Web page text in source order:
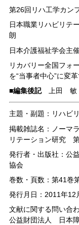
第26回リハ工学カ
日本職業リハビリ
朗
日本介護福祉学会
リカバリー全国フォ
を“当事者中心”に
■編集後記上田 敏
主題・副題：リハビ
掲載雑誌名：ノーマ
リテーション研究 第
発行者・出版社：公
協会
巻数・頁数：第41
発行月日：2011年12
文献に関する問い合わ
公益財団法人 日本